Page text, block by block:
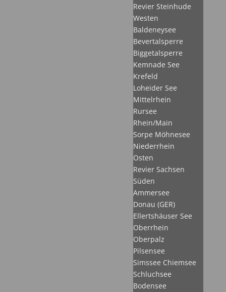
Revier Steinhude
Westen
Baldeneysee
Bevertalsperre
Biggetalsperre
Kemnade See
Krefeld
Loheider See
Mittelrhein
Rursee
Rhein/Main
Sorpe Möhnesee
Niederrhein
Osten
Revier Sachsen
Süden
Ammersee
Donau (GER)
Ellertshäuser See
Oberrhein
Oberpalz
Pilsensee
Simssee Chiemsee
Schluchsee
Bodensee